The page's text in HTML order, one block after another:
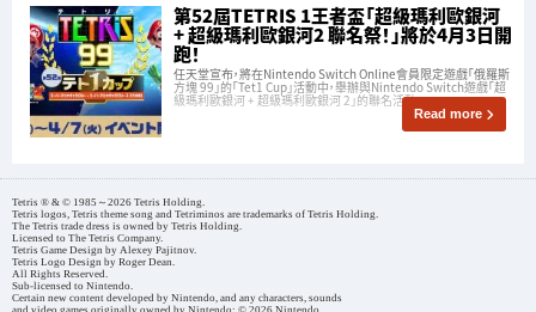
第52屆TETRIS 1王者盃「超級瑪利歐銀河
+ 超級瑪利歐銀河2 聯名祭！」將於4月3日開
跑！
任天堂宣布，將在Nintendo Switch Online會員限定遊戲「俄羅斯
方塊 99」的「Tet1 Cup」活動中，舉辦與Nintendo Switch遊戲「超
級瑪利歐銀河 + 超級瑪利歐銀河 2」的聯名活動。
Read more
Tetris ® & © 1985～2026 Tetris Holding.
Tetris logos, Tetris theme song and Tetriminos are trademarks of Tetris Holding.
The Tetris trade dress is owned by Tetris Holding.
Licensed to The Tetris Company.
Tetris Game Design by Alexey Pajitnov.
Tetris Logo Design by Roger Dean.
All Rights Reserved.
Sub-licensed to Nintendo.
Certain new content developed by Nintendo, and any characters, sounds
and video games originally owned by Nintendo: © 2026 Nintendo.